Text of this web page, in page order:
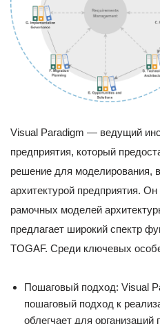
Visual Paradigm — ведущий
предприятия, который
решение для моделирования,
архитектурой предприятия.
рамочных моделей
предлагает широкий спектр
TOGAF. Среди ключевых
Пошаговый подход: Visual
пошаговый подход к
облегчает для